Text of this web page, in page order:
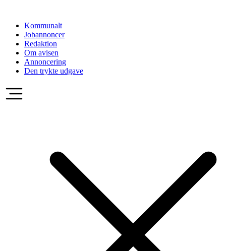
indholdKommunalt
Jobannoncer
Redaktion
Om avisen
Annoncering
Den trykte udgave